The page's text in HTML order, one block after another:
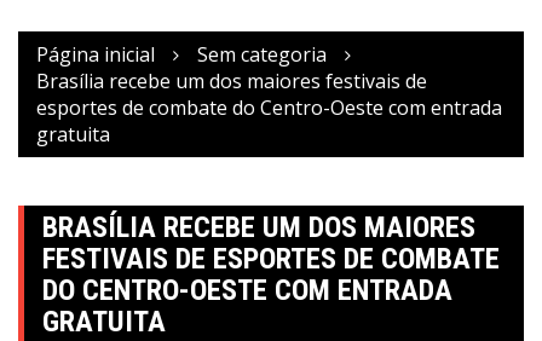
Página inicial
Sem categoria
Brasília recebe um dos maiores festivais de
esportes de combate do Centro-Oeste com entrada
gratuita
BRASÍLIA RECEBE UM DOS MAIORES
FESTIVAIS DE ESPORTES DE COMBATE
DO CENTRO-OESTE COM ENTRADA
GRATUITA